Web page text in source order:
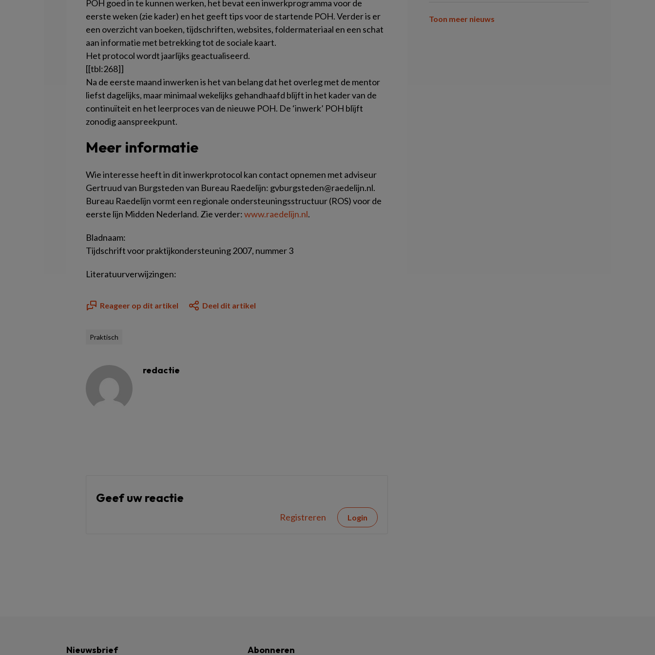
POH goed in te kunnen werken, het bevat een inwerkprogramma voor de
eerste weken (zie kader) en het geeft tips voor de startende POH. Verder is er
een overzicht van boeken, tijdschriften, websites, foldermateriaal en een schat
aan informatie met betrekking tot de sociale kaart.
Het protocol wordt jaarlijks geactualiseerd.
[[tbl:268]]
Na de eerste maand inwerken is het van belang dat het overleg met de mentor
liefst dagelijks, maar minimaal wekelijks gehandhaafd blijft in het kader van de
continuïteit en het leerproces van de nieuwe POH. De ‘inwerk’ POH blijft
zonodig aanspreekpunt.
Meer informatie
Wie interesse heeft in dit inwerkprotocol kan contact opnemen met adviseur
Gertruud van Burgsteden van Bureau Raedelijn: gvburgsteden@raedelijn.nl.
Bureau Raedelijn vormt een regionale ondersteuningsstructuur (ROS) voor de
eerste lijn Midden Nederland. Zie verder:www.raedelijn.nl.
Bladnaam:
Tijdschrift voor praktijkondersteuning 2007, nummer 3
Literatuurverwijzingen:
Reageer op dit artikel Deel dit artikel
Praktisch
redactie
Geef uw reactie
Registreren Login
Toon meer nieuws
Nieuwsbrief Abonneren